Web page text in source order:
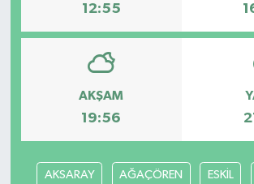
12:55
AKŞAM
19:56
AKSARAY AĞAÇÖREN ESKİL